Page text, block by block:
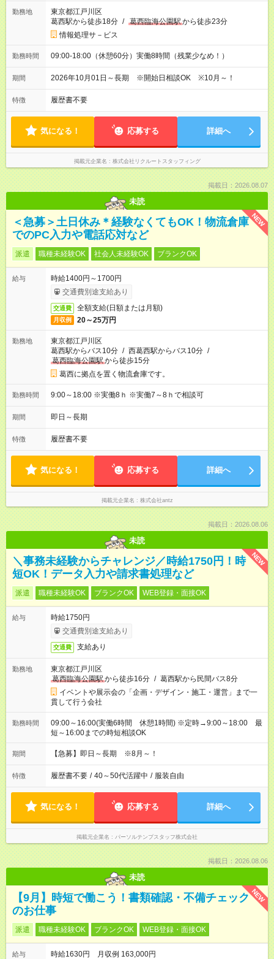
勤務地
東京都江戸川区
葛西駅から徒歩18分 / 葛西臨海公園駅から徒歩23分
情報処理サ－ビス
勤務時間 09:00-18:00（休憩60分）実働8時間（残業少なめ！）
期間 2026年10月01日～長期 ※開始日相談OK ※10月～！
特徴 履歴書不要
気になる！ 応募する 詳細へ
掲載元企業名 株式会社リクルートスタッフィング
掲載日：2026.08.07
未読
NEW
＜急募＞土日休み＊経験なくてもOK！物流倉庫
でのPC入力や電話応対など
派遣 職種未経験OK 社会人未経験OK ブランクOK
給与
時給1400円～1700円
交通費別途支給あり
交通費 全額支給(日額または月額)
月収例 20～25万円
勤務地
東京都江戸川区
葛西駅からバス10分 / 西葛西駅からバス10分 /
葛西臨海公園駅から徒歩15分
葛西に拠点を置く物流倉庫です。
勤務時間 9:00～18:00 ※実働8ｈ ※実働7～8ｈで相談可
期間 即日～長期
特徴 履歴書不要
気になる！ 応募する 詳細へ
掲載元企業名 株式会社antz
掲載日：2026.08.06
未読
NEW
＼事務未経験からチャレンジ／時給1750円！時
短OK！データ入力や請求書処理など
派遣 職種未経験OK ブランクOK WEB登録・面接OK
給与
時給1750円
交通費別途支給あり
交通費 支給あり
勤務地
東京都江戸川区
葛西臨海公園駅から徒歩16分 / 葛西駅から民間バス8分
イベントや展示会の「企画・デザイン・施工・運営」まで一
貫して行う会社
勤務時間
09:00～16:00(実働6時間 休憩1時間) ※定時→9:00～18:00 最
短～16:00までの時短相談OK
期間 【急募】即日～長期 ※8月～！
特徴 履歴書不要 / 40～50代活躍中 / 服装自由
気になる！ 応募する 詳細へ
掲載元企業名 パーソルテンプスタッフ株式会社
掲載日：2026.08.06
未読
NEW
【9月】時短で働こう！書類確認・不備チェック
のお仕事
派遣 職種未経験OK ブランクOK WEB登録・面接OK
給与
時給1630円 月収例 163,000円